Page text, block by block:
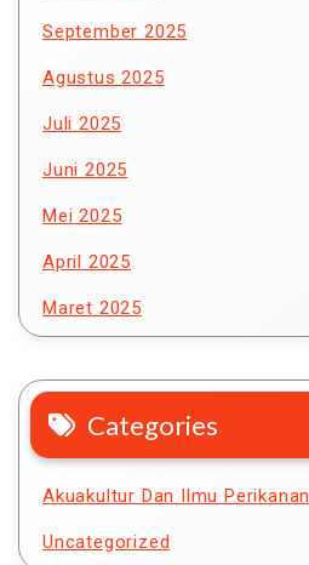
September 2025
Agustus 2025
Juli 2025
Juni 2025
Mei 2025
April 2025
Maret 2025
Categories
Akuakultur Dan Ilmu Perikanan
Uncategorized